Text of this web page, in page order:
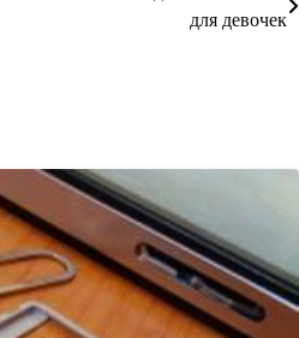
для девочек